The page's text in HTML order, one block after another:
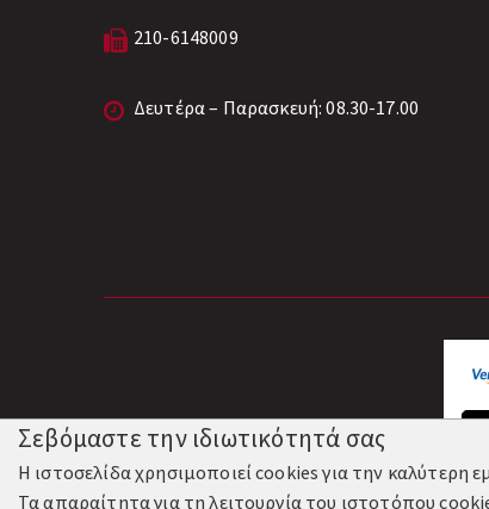
210-6148009
Δευτέρα – Παρασκευή: 08.30-17.00
Σεβόμαστε την ιδιωτικότητά σας
Η ιστοσελίδα χρησιμοποιεί cookies για την καλύτερη
Τα απαραίτητα για τη λειτουργία του ιστοτόπου